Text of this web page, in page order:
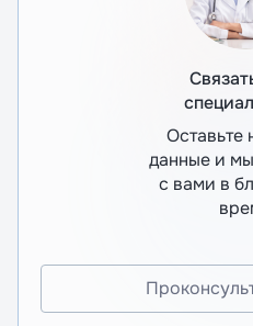
Оставьте
данные и
с вами в